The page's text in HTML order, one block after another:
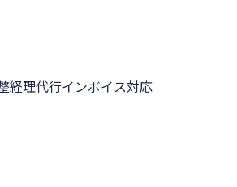
経理代行インボイス対応